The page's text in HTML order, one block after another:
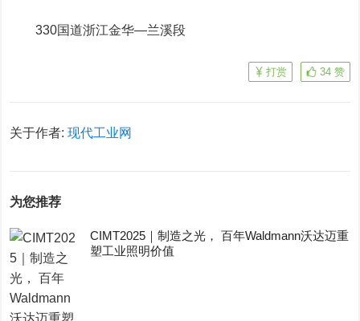
330国道浙江金华—兰溪段
34 赞
打赏
关于作者:现代工业网
为您推荐
CIMT2025｜制造之光， 百年Waldmann沃达迈重
塑工业照明价值